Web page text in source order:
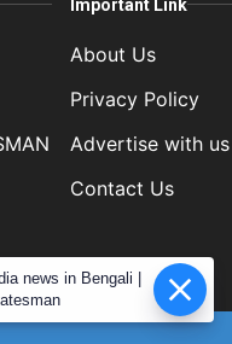
Important Link
About Us
Privacy Policy
Advertise with us
Contact Us
news in Bengali |